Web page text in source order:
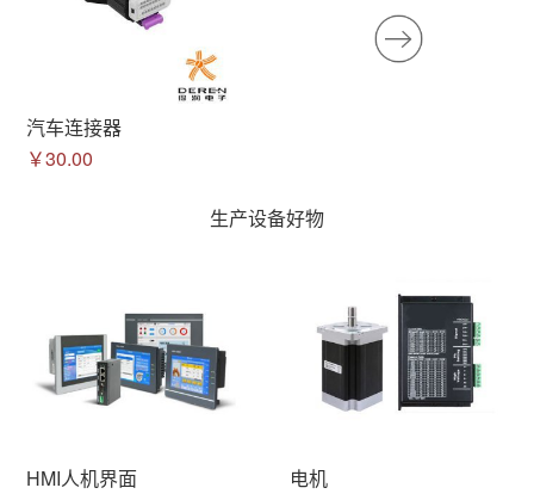
汽车连接器
￥30.00
生产设备好物
HMI人机界面
电机